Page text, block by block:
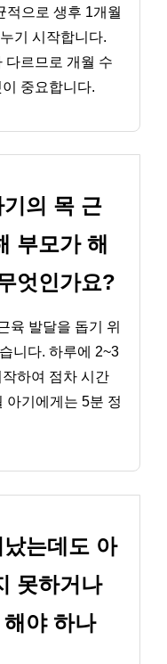
적으로 생후 1개월
기 시작합니다.
다르므로 개월 수
중요합니다.
의 목 근
부모가 해
엇인가요?
육 발달을 돕기 위
니다. 하루에 2~3
하여 점차 시간
아기에게는 5분 정
는데도 아
못하거나
야 하나